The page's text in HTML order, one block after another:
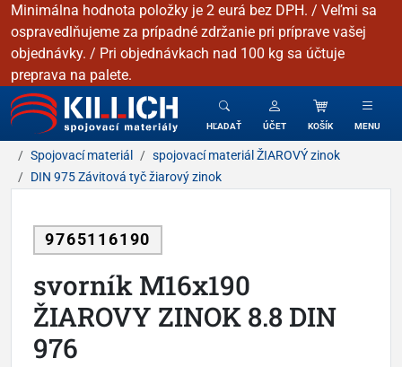
Minimálna hodnota položky je 2 eurá bez DPH. / Veľmi sa
ospravedlňujeme za prípadné zdržanie pri príprave vašej
objednávky. / Pri objednávkach nad 100 kg sa účtuje
preprava na palete.
KILLICH - Spojovacie materiály
HĽADAŤ ÚČET KOŠÍK MENU
Spojovací materiál
spojovací materiál ŽIAROVÝ zinok
DIN 975 Závitová tyč žiarový zinok
9765116190
svorník M16x190
ŽIAROVY ZINOK 8.8 DIN
976